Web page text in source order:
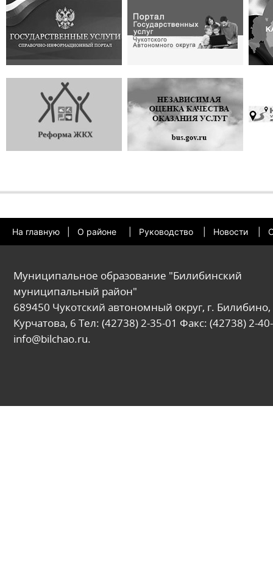
На главную О районе Руководство Новости
Муниципальное образование "Билибинский
муниципальный район"
689450 Чукотский автономный округ, г. Билибино,
Курчатова, 6 Тел: (42738) 2-35-01 Факс: (42738) 2-
info@bilchao.ru.